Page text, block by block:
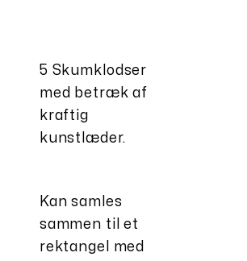
5 Skumklodser
med betræk af
kraftig
kunstlæder.
Kan samles
sammen til et
rektangel med